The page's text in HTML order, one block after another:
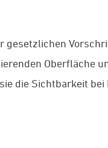
gesetzlichen
Oberfläche
die Sichtbarkeit